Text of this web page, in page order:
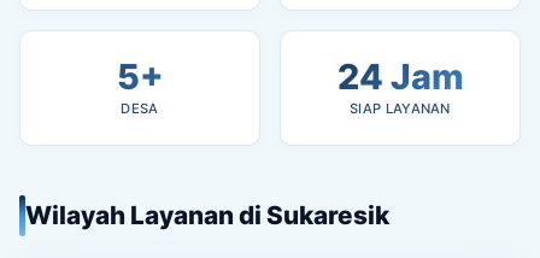
5+
DESA
24 Jam
SIAP LAYANAN
Wilayah Layanan di Sukaresik